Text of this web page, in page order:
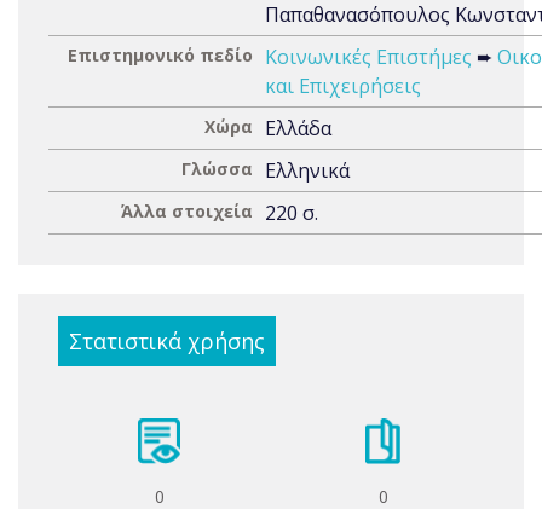
Παπαθανασόπουλος
Επιστημονικό πεδίο Κοινωνικές Επιστήμες ➨
και Επιχειρήσεις
Χώρα Ελλάδα
Γλώσσα Ελληνικά
Άλλα στοιχεία 220 σ.
Στατιστικά χρήσης
0 0